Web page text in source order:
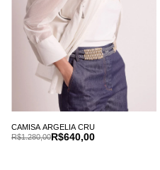
CAMISA ARGELIA CRU
R$640,00
R$1.280,00